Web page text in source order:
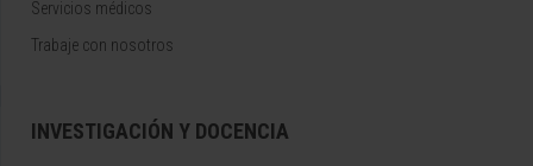
Servicios médicos
Trabaje con nosotros
INVESTIGACIÓN Y DOCENCIA